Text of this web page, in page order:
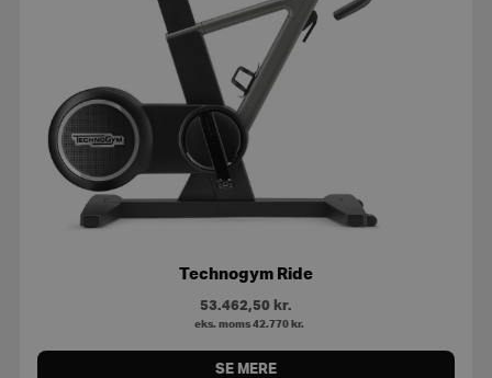
Technogym Ride
53.462,50 kr.
eks. moms 42.770 kr.
SE MERE